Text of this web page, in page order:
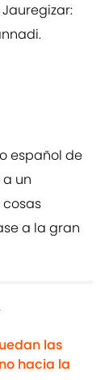
español de
un
a la gran
las
hacia la